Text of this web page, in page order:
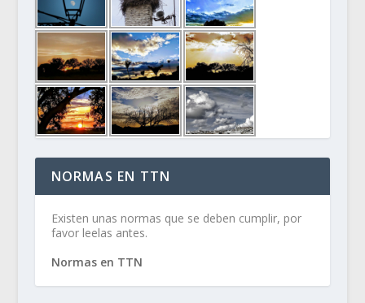
NORMAS EN TTN
Existen unas normas que se deben cumplir, por
favor leelas antes.
Normas en TTN